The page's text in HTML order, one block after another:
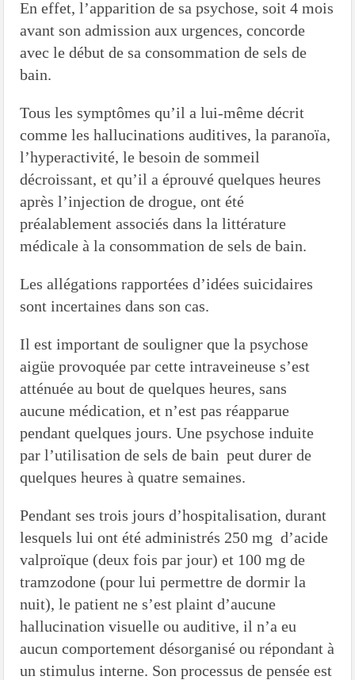
En effet, l’apparition de sa psychose, soit 4 mois
avant son admission aux urgences, concorde
avec le début de sa consommation de sels de
bain.
Tous les symptômes qu’il a lui-même décrit
comme les hallucinations auditives, la paranoïa,
l’hyperactivité, le besoin de sommeil
décroissant, et qu’il a éprouvé quelques heures
après l’injection de drogue, ont été
préalablement associés dans la littérature
médicale à la consommation de sels de bain.
Les allégations rapportées d’idées suicidaires
sont incertaines dans son cas.
Il est important de souligner que la psychose
aigüe provoquée par cette intraveineuse s’est
atténuée au bout de quelques heures, sans
aucune médication, et n’est pas réapparue
pendant quelques jours. Une psychose induite
par l’utilisation de sels de bain peut durer de
quelques heures à quatre semaines.
Pendant ses trois jours d’hospitalisation, durant
lesquels lui ont été administrés 250 mg d’acide
valproïque (deux fois par jour) et 100 mg de
tramzodone (pour lui permettre de dormir la
nuit), le patient ne s’est plaint d’aucune
hallucination visuelle ou auditive, il n’a eu
aucun comportement désorganisé ou répondant à
un stimulus interne. Son processus de pensée est